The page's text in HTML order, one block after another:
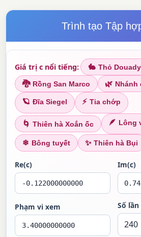
Trình tạo Tập
Giá trị c nổi tiếng: 🐇 Thỏ Douady
🐉 Rồng San Marco 🌿 Nhánh
🪐 Đĩa Siegel ⚡ Tia chớp
🌀 Thiên hà Xoắn ốc 🪶 Lông
❄ Bông tuyết ✨ Thiên hà Bụi
Re(c) Im(c)
Phạm vi xem Số